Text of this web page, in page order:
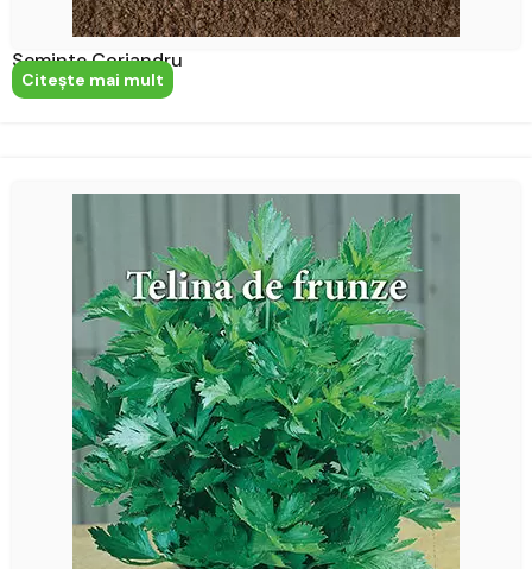
Seminte Coriandru
Citeşte mai mult